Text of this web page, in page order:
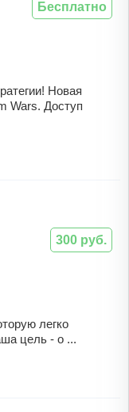
Новая
Wars. Доступ
Бесплатно
легко
цель - о ...
300 руб.